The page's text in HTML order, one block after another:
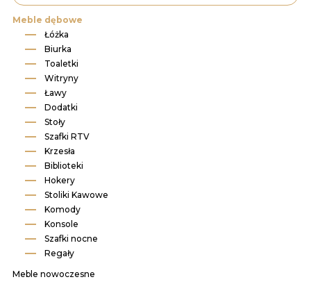
Meble dębowe
Łóżka
Biurka
Toaletki
Witryny
Ławy
Dodatki
Stoły
Szafki RTV
Krzesła
Biblioteki
Hokery
Stoliki Kawowe
Komody
Konsole
Szafki nocne
Regały
Meble nowoczesne